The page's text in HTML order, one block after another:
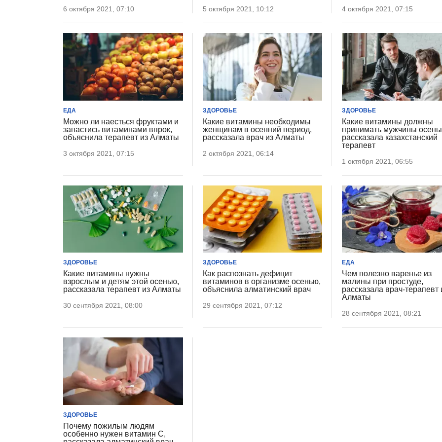
6 октября 2021, 07:10 5 октября 2021, 10:12 4 октября 2021, 07:15
ЕДА
Можно ли наесться фруктами и
запастись витаминами впрок,
объяснила терапевт из Алматы
3 октября 2021, 07:15
ЗДОРОВЬЕ
Какие витамины необходимы
женщинам в осенний период,
рассказала врач из Алматы
2 октября 2021, 06:14
ЗДОРОВЬЕ
Какие витамины должны
принимать мужчины
рассказала казахстанский
терапевт
1 октября 2021, 06:55
ЗДОРОВЬЕ
Какие витамины нужны
взрослым и детям этой осенью,
рассказала терапевт из Алматы
30 сентября 2021, 08:00
ЗДОРОВЬЕ
Как распознать дефицит
витаминов в организме осенью,
объяснила алматинский врач
29 сентября 2021, 07:12
ЕДА
Чем полезно варенье из
малины при простуде,
рассказала врач-терапевт
Алматы
28 сентября 2021, 08:21
ЗДОРОВЬЕ
Почему пожилым людям
особенно нужен витамин C,